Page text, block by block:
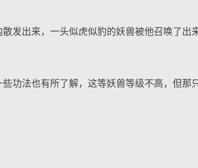
出来，一头似虎似豹的妖兽被他召唤了出来
法也有所了解，这等妖兽等级不高，但那